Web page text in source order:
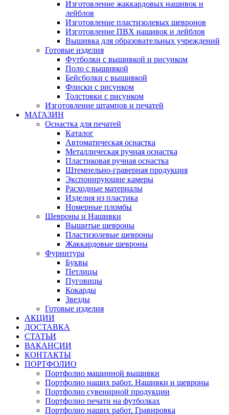
Изготовление жаккардовых нашивок и
лейблов
Изготовление пластизолевых шевронов
Изготовление ПВХ нашивок и лейблов
Вышивка для образовательных учреждений
Готовые изделия
Футболки с вышивкой и рисунком
Поло с вышивкой
Бейсболки с вышивкой
Флиски с рисунком
Толстовки с рисунком
Изготовление штампов и печатей
МАГАЗИН
Оснастка для печатей
Каталог
Автоматическая оснастка
Металлическая ручная оснастка
Пластиковая ручная оснастка
Штемпельно-граверная продукция
Экспонирующие камеры
Расходные материалы
Изделия из пластика
Номерные пломбы
Шевроны и Нашивки
Вышитые шевроны
Пластизолевые шевроны
Жаккардовые шевроны
Фурнитура
Буквы
Петлицы
Пуговицы
Кокарды
Звезды
Готовые изделия
АКЦИИ
ДОСТАВКА
СТАТЬИ
ВАКАНСИИ
КОНТАКТЫ
ПОРТФОЛИО
Портфолио машинной вышивки
Портфолио наших работ. Нашивки и шевроны
Портфолио сувенирной продукции
Портфолио печати на футболках
Портфолио наших работ. Гравировка